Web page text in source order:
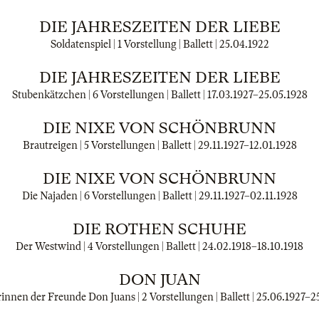
DIE JAHRESZEITEN DER LIEBE
Soldatenspiel | 1 Vorstellung | Ballett | 25.04.1922
DIE JAHRESZEITEN DER LIEBE
Stubenkätzchen | 6 Vorstellungen | Ballett | 17.03.1927–25.05.1928
DIE NIXE VON SCHÖNBRUNN
Brautreigen | 5 Vorstellungen | Ballett | 29.11.1927–12.01.1928
DIE NIXE VON SCHÖNBRUNN
Die Najaden | 6 Vorstellungen | Ballett | 29.11.1927–02.11.1928
DIE ROTHEN SCHUHE
Der Westwind | 4 Vorstellungen | Ballett | 24.02.1918–18.10.1918
DON JUAN
der Freunde Don Juans | 2 Vorstellungen | Ballett | 25.06.1927–